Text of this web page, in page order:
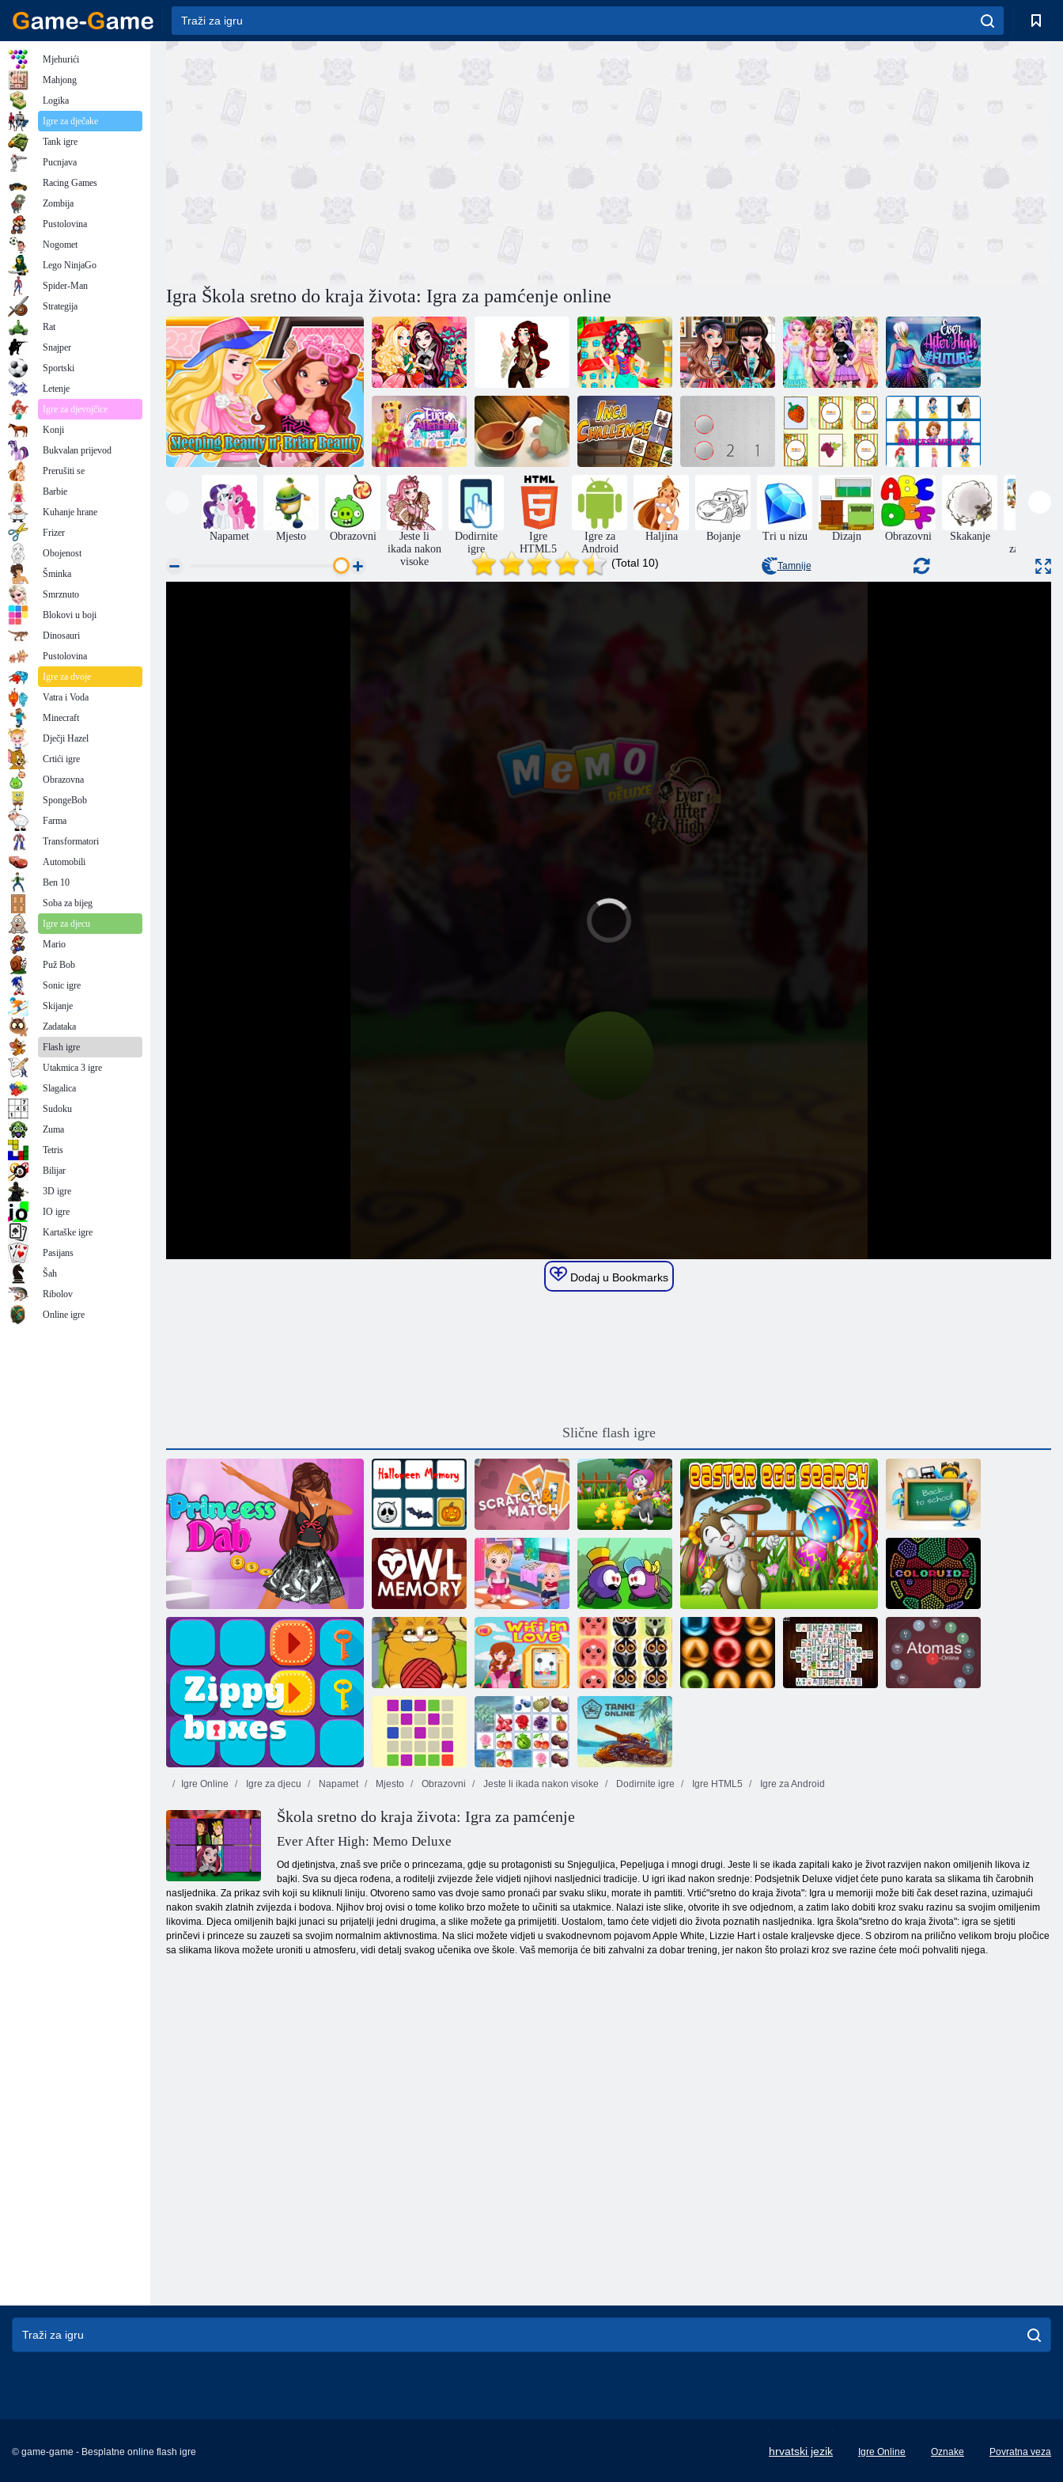
Igra Škola sretno do kraja života: Igra za pamćenje online
Škola sretno:
avantura
Srećom Škola:
bojanje za djecu
Barbie u školi
stilu Sretno
Još poslije Hai:
cimeru
Ever After
Makeup: zabava
Ever After High:
Budućnost
Ever After High
Dolls Baby stil
Zvijezda
Kuhinja
Inca: Poziv
Zapamtite
brojeve
Memorija s
voćem
Princeze: Igra
pamćenja
Napamet Mjesto Obrazovni
Jeste li
ikada nakon
visoke
Dodirnite
igre
Igre
HTML5
Igre za
Android
Haljina Bojanje Tri u nizu Dizajn Obrazovni Skakanje
zagonetke
(Total 10) Tamnije
Dodaj u Bookmarks
Slične flash igre
Plesne princeze
Memorija
Halloween
Ogrebi i upari
Uskrsna
memorija
Povratak u
školu: sjećanje
Sjećanje na sove
Dječji Hazel:
Jedan dan u
vrtiću
Zatvorena kutija
Web ljubavi Coloruid 2
Voljeti Wi-Fi 1010 životinja
Nema bodova
FARM
CONKCE
Igre Online Igre za djecu Napamet Mjesto Obrazovni Jeste li ikada nakon visoke Dodirnite igre Igre HTML5 Igre za Android
Škola sretno do kraja života: Igra za pamćenje
Ever After High: Memo Deluxe
Od djetinjstva, znaš sve priče o princezama, gdje su protagonisti su Snjeguljica, Pepeljuga i mnogi drugi. Jeste li se ikada zapitali kako je život razvijen nakon omiljenih likova iz
bajki. Sva su djeca rođena, a roditelji zvijezde žele vidjeti njihovi nasljednici tradicije. U igri ikad nakon srednje: Podsjetnik Deluxe vidjet ćete puno karata sa slikama tih čarobnih
nasljednika. Za prikaz svih koji su kliknuli liniju. Otvoreno samo vas dvoje samo pronaći par svaku sliku, morate ih pamtiti. Vrtić"sretno do kraja života": Igra u memoriji može biti čak deset razina, uzimajući
nakon svakih zlatnih zvijezda i bodova. Njihov broj ovisi o tome koliko brzo možete to učiniti sa utakmice. Nalazi iste slike, otvorite ih sve odjednom, a zatim lako dobiti kroz svaku razinu sa svojim omiljenim
likovima. Djeca omiljenih bajki junaci su prijatelji jedni drugima, a slike možete ga primijetiti. Uostalom, tamo ćete vidjeti dio života poznatih nasljednika. Igra škola"sretno do kraja života": igra se sjetiti
prinčevi i princeze su zauzeti sa svojim normalnim aktivnostima. Na slici možete vidjeti u svakodnevnom pojavom Apple White, Lizzie Hart i ostale kraljevske djece. S obzirom na prilično velikom broju pločice
sa slikama likova možete uroniti u atmosferu, vidi detalj svakog učenika ove škole. Vaš memorija će biti zahvalni za dobar trening, jer nakon što prolazi kroz sve razine ćete moći pohvaliti njega.
Mjehurići
Mahjong
Logika
Igre za dječake
Tank igre
Pucnjava
Racing Games
Zombija
Pustolovina
Nogomet
Lego NinjaGo
Spider-Man
Strategija
Rat
Snajper
Sportski
Letenje
Igre za djevojčice
Konji
Bukvalan prijevod
Prerušiti se
Barbie
Kuhanje hrane
Frizer
Obojenost
Šminka
Smrznuto
Blokovi u boji
Dinosauri
Pustolovina
Igre za dvoje
Vatra i Voda
Minecraft
Dječji Hazel
Crtići igre
Obrazovna
SpongeBob
Farma
Transformatori
Automobili
Ben 10
Soba za bijeg
Igre za djecu
Mario
Puž Bob
Sonic igre
Skijanje
Zadataka
Flash igre
Utakmica 3 igre
Slagalica
Sudoku
Zuma
Tetris
Bilijar
3D igre
IO igre
Kartaške igre
Pasijans
Šah
Ribolov
Online igre
© game-game - Besplatne online flash igre hrvatski jezik
English
Igre Online Oznake Povratna veza